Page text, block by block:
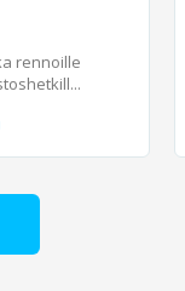
rennoille